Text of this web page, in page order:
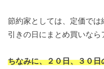
節約家としては、定価で
引きの日にまとめ買いなら
ちなみに、２０日、３０